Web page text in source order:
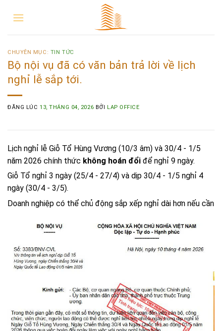
CHUYÊN MỤC: TIN TỨC
Bộ nội vụ đã có văn bản trả lời về lịch
nghỉ lễ sắp tới.
ĐĂNG LÚC13, THÁNG 04, 2026 BỞI LAP OFFICE
Lịch nghỉ lễ Giỗ Tổ Hùng Vương (10/3 âm) và 30/4 - 1/5
năm 2026 chính thức không hoán đổi để nghỉ 9 ngày.
Giỗ Tổ nghỉ 3 ngày (25/4 - 27/4) và dịp 30/4 - 1/5 nghỉ 4
ngày (30/4 - 3/5).
Doanh nghiệp có thể chủ động sắp xếp nghỉ dài hơn nếu cần